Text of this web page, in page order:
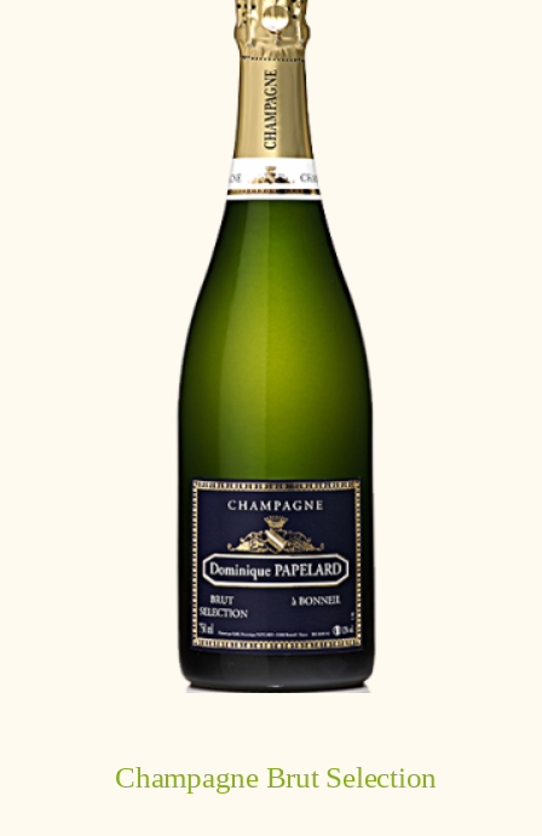
Champagne Brut Selection